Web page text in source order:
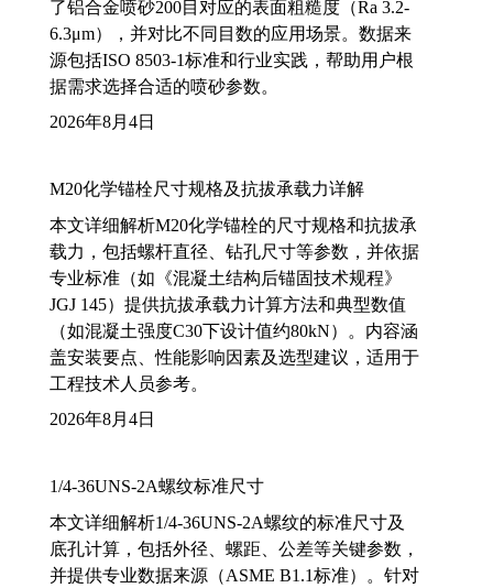
了铝合金喷砂200目对应的表面粗糙度（Ra 3.2-
6.3μm），并对比不同目数的应用场景。数据来
源包括ISO 8503-1标准和行业实践，帮助用户根
据需求选择合适的喷砂参数。
2026年8月4日
M20化学锚栓尺寸规格及抗拔承载力详解
本文详细解析M20化学锚栓的尺寸规格和抗拔承
载力，包括螺杆直径、钻孔尺寸等参数，并依据
专业标准（如《混凝土结构后锚固技术规程》
JGJ 145）提供抗拔承载力计算方法和典型数值
（如混凝土强度C30下设计值约80kN）。内容涵
盖安装要点、性能影响因素及选型建议，适用于
工程技术人员参考。
2026年8月4日
1/4-36UNS-2A螺纹标准尺寸
本文详细解析1/4-36UNS-2A螺纹的标准尺寸及
底孔计算，包括外径、螺距、公差等关键参数，
并提供专业数据来源（ASME B1.1标准）。针对